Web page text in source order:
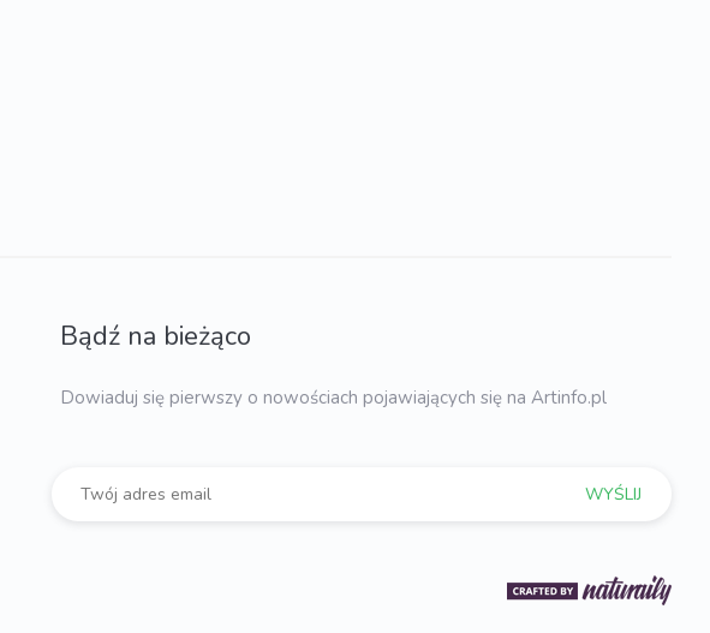
Bądź na bieżąco
Dowiaduj się pierwszy o nowościach pojawiających się na Artinfo.pl
WYŚLIJ